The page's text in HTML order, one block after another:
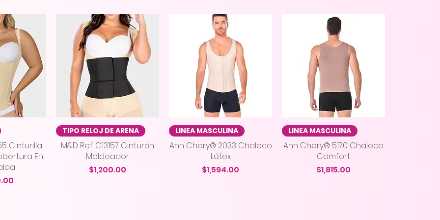
Cinturilla
En
Vista rápida
TIPO RELOJ DE ARENA
M&D Ref. C13157 Cinturón
Moldeador
Precio
$1,200.00
Vista rápida
LINEA MASCULINA
Ann Chery® 2033 Chaleco
Látex
Precio
$1,594.00
Vista rápida
LINEA MASCULINA
Ann Chery® 5170 Chaleco
Comfort
Precio
$1,815.00